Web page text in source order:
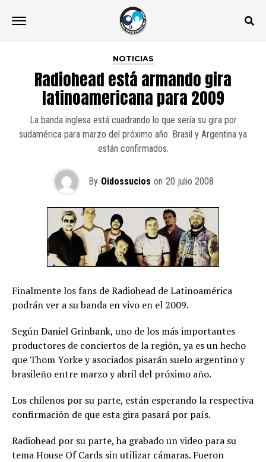
NOTICIAS
Radiohead está armando gira
latinoamericana para 2009
La banda inglesa está cuadrando lo que sería su gira por
sudamérica para marzo del próximo año. Brasil y Argentina ya
están confirmados.
By Oidossucios on 20 julio 2008
Finalmente los fans de Radiohead de Latinoamérica
podrán ver a su banda en vivo en el 2009.
Según Daniel Grinbank, uno de los más importantes
productores de conciertos de la región, ya es un hecho
que Thom Yorke y asociados pisarán suelo argentino y
brasileño entre marzo y abril del próximo año.
Los chilenos por su parte, están esperando la respectiva
confirmación de que esta gira pasará por país.
Radiohead por su parte, ha grabado un video para su
tema House Of Cards sin utilizar cámaras. Fueron